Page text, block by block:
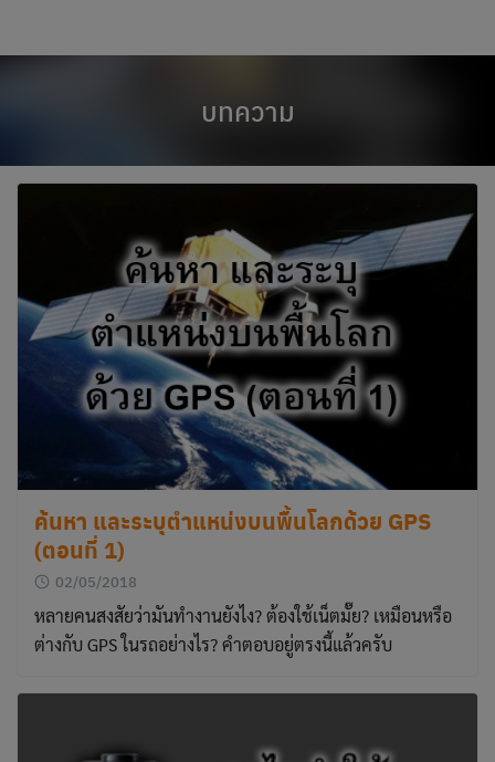
บทความ
ค้นหา และระบุตำแหน่งบนพื้นโลกด้วย GPS
(ตอนที่ 1)
02/05/2018
หลายคนสงสัยว่ามันทำงานยังไง? ต้องใช้เน็ตมั๊ย? เหมือนหรือ
ต่างกับ GPS ในรถอย่างไร? คำตอบอยู่ตรงนี้แล้วครับ